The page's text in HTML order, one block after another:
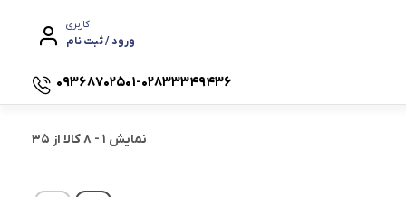
کاربری
ورود / ثبت نام
۰۹۳۶۸۷۰۲۵۰۱-۰۲۸۳۳۳۴۹۴۳۶
نمایش 1
-
8کالا از 35